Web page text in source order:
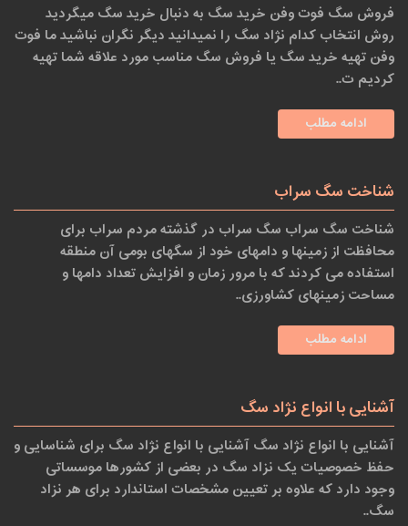
فروش سگ فوت وفن خرید سگ به دنبال خرید سگ میگردید
روش انتخاب کدام نژاد سگ را نمیدانید دیگر نگران نباشید ما فوت
وفن تهیه خرید سگ یا فروش سگ مناسب مورد علاقه شما تهیه
کردیم ت..
ادامه مطلب
شناخت سگ سراب
شناخت سگ سراب سگ سراب در گذشته مردم سراب برای
محافظت از زمینها و دامهای خود از سگهای بومی آن منطقه
استفاده می کردند که با مرور زمان و افزایش تعداد دامها و
مساحت زمینهای کشاورزی..
ادامه مطلب
آشنایی با انواع نژاد سگ
آشنایی با انواع نژاد سگ آشنایی با انواع نژاد سگ برای شناسایی و
حفظ خصوصیات یک نزاد سگ در بعضی از کشورها موسساتی
وجود دارد که علاوه بر تعیین مشخصات استاندارد برای هر نزاد
سگ..